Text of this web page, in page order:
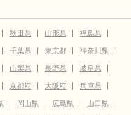
秋田県 山形県
福島県
千葉県 東京都
神奈川県
山梨県 長野県
岐阜県
京都府 大阪府
兵庫県
岡山県 広島県
山口県